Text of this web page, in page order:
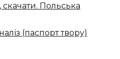
скачати. Польська
(паспорт твору)